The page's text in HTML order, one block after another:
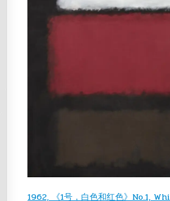
1962, 《1号，白色和红色》No.1,